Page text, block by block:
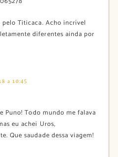
pelo Titicaca. Acho incrível
diferentes ainda por
a 10:45
Puno! Todo mundo me falava
eu achei Uros,
Que saudade dessa viagem!